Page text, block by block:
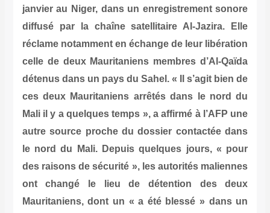
janvier au Niger, dans un enregistrement sonore
diffusé par la chaîne satellitaire Al-Jazira. Elle
réclame notamment en échange de leur libération
celle de deux Mauritaniens membres d’Al-Qaïda
détenus dans un pays du Sahel. « Il s’agit bien de
ces deux Mauritaniens arrêtés dans le nord du
Mali il y a quelques temps », a affirmé à l’AFP une
autre source proche du dossier contactée dans
le nord du Mali. Depuis quelques jours, « pour
des raisons de sécurité », les autorités maliennes
ont changé le lieu de détention des deux
Mauritaniens, dont un « a été blessé » dans un